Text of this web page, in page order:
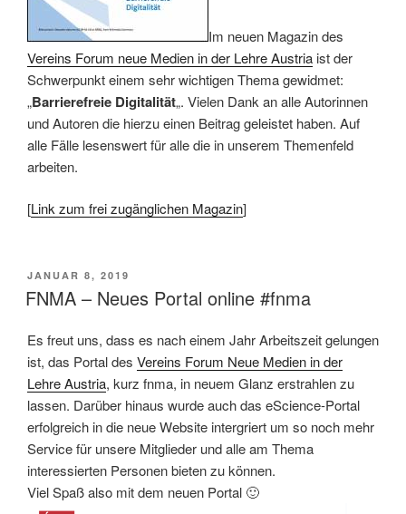
Im neuen Magazin des
Vereins Forum neue Medien in der Lehre Austria ist der
Schwerpunkt einem sehr wichtigen Thema gewidmet:
„Barrierefreie Digitalität„. Vielen Dank an alle Autorinnen
und Autoren die hierzu einen Beitrag geleistet haben. Auf
alle Fälle lesenswert für alle die in unserem Themenfeld
arbeiten.
[Link zum frei zugänglichen Magazin]
VERÖFFENTLICHT
AM
JANUAR 8, 2019
FNMA – Neues Portal online #fnma
Es freut uns, dass es nach einem Jahr Arbeitszeit gelungen
ist, das Portal des Vereins Forum Neue Medien in der
Lehre Austria, kurz fnma, in neuem Glanz erstrahlen zu
lassen. Darüber hinaus wurde auch das eScience-Portal
erfolgreich in die neue Website intergriert um so noch mehr
Service für unsere Mitglieder und alle am Thema
interessierten Personen bieten zu können.
Viel Spaß also mit dem neuen Portal 🙂